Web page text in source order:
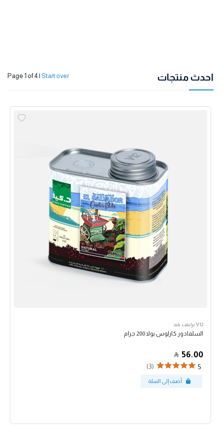
احدث منتجات Page 1 of 4 | Start over
V12 برايفت بلند
السلفادور كارلوس بولا 200 جرام
56.00
5
(3)